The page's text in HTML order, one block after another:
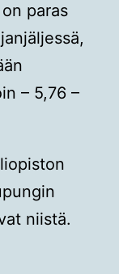
paras
– 5,76 –
niistä.